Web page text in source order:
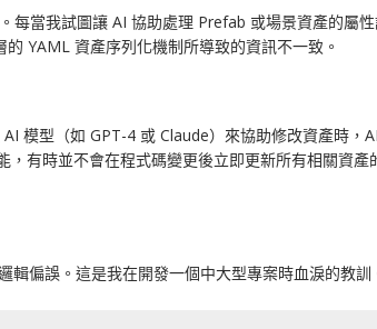
當我試圖讓 AI 協助處理 Prefab 或場景資產的屬
YAML 資產序列化機制所導致的資訊不一致。
模型（如 GPT-4 或 Claude）來協助修改資產時，
有時並不會在程式碼變更後立即更新所有相關資
偏誤。這是我在開發一個中大型專案時血淚的教